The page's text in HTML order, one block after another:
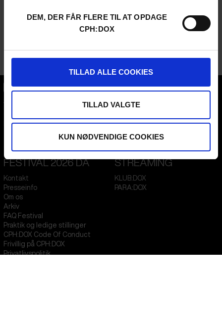
DEM, DER FÅR FLERE TIL AT OPDAGE
CPH:DOX
TILLAD ALLE COOKIES
TILLAD VALGTE
KUN NØDVENDIGE COOKIES
Denmark
FESTIVAL 2026 DA
Kontakt
Presseinfo
Om os
Arkiv
FAQ Festival
Praktik og ledige stillinger
CPH:DOX Code Of Conduct
Frivillig på CPH:DOX
Privatlivspolitik
STREAMING
KLUB:DOX
PARA:DOX